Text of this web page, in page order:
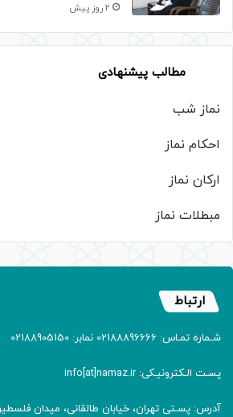
2 روز پیش
مطالب پیشنهادی
نماز شب
احکام نماز
ارکان نماز
مبطلات نماز
ارتباط
شـماره تمـاس: 02188896666 نمابر: 02188905150
پسـت الـکترونیـکی: info[at]namaz.ir